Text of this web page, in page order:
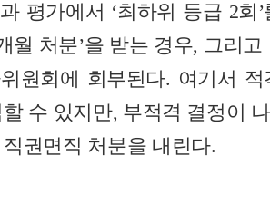
평가에서 ‘최하위 등급 2회
월 처분’을 받는 경우, 그리고
원회에 회부된다. 여기서
수 있지만, 부적격 결정이
권면직 처분을 내린다.